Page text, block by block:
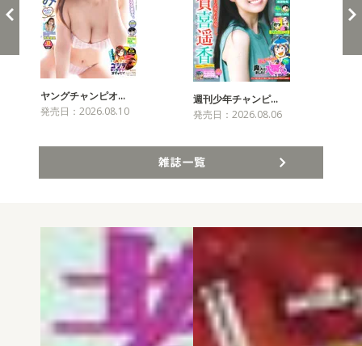
ヤングチャンピオ…
発売日：2026.08.10
週刊少年チャンピ…
発売日：2026.08.06